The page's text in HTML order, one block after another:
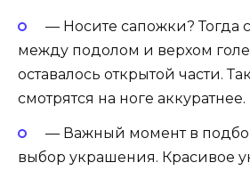
— Носите сапожки? Тогда
между подолом и верхом
оставалось открытой части.
смотрятся на ноге аккуратнее.
— Важный момент в
выбор украшения. Красивое